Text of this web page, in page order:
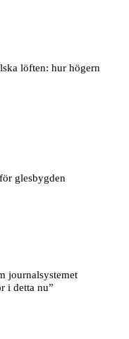
löften: hur högern
glesbygden
journalsystemet
i detta nu”